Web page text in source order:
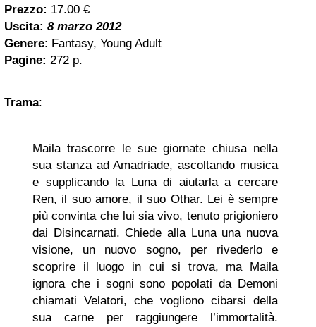
Prezzo: 17.00 €
Uscita: 8 marzo 2012
Genere: Fantasy, Young Adult
Pagine: 272 p.
Trama:
Maila trascorre le sue giornate chiusa nella
sua stanza ad Amadriade, ascoltando musica
e supplicando la Luna di aiutarla a cercare
Ren, il suo amore, il suo Othar. Lei è sempre
più convinta che lui sia vivo, tenuto prigioniero
dai Disincarnati. Chiede alla Luna una nuova
visione, un nuovo sogno, per rivederlo e
scoprire il luogo in cui si trova, ma Maila
ignora che i sogni sono popolati da Demoni
chiamati Velatori, che vogliono cibarsi della
sua carne per raggiungere l’immortalità.